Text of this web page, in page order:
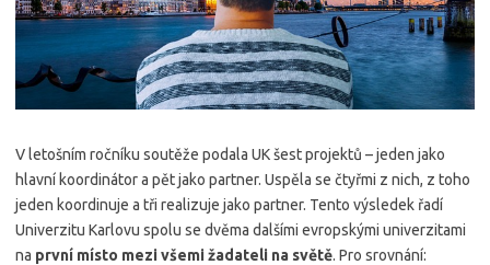
V letošním ročníku soutěže podala UK šest projektů – jeden jako
hlavní koordinátor a pět jako partner. Uspěla se čtyřmi z nich, z toho
jeden koordinuje a tři realizuje jako partner. Tento výsledek řadí
Univerzitu Karlovu spolu se dvěma dalšími evropskými univerzitami
na první místo mezi všemi žadateli na světě. Pro srovnání: